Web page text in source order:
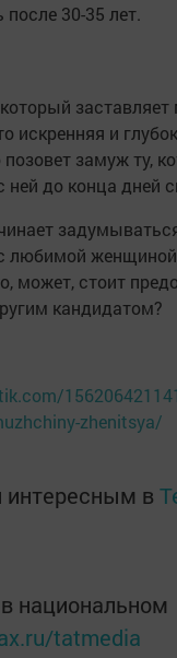
30-35 лет.
искренняя и
замуж ту,
ней до конца дней
любимой
может, стоит
кандидатом?
zhenitsya/
в
национальном
tatmedia